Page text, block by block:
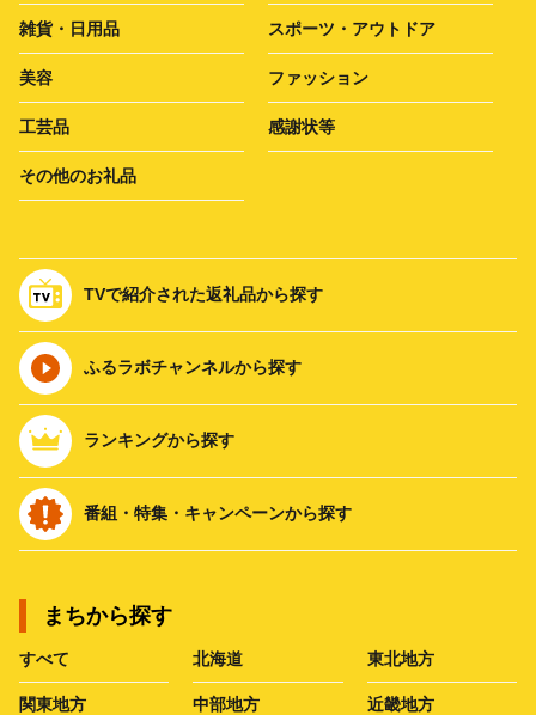
雑貨・日用品 スポーツ・アウトドア
美容 ファッション
工芸品 感謝状等
その他のお礼品
TVで紹介された返礼品から探す
ふるラボチャンネルから探す
ランキングから探す
番組・特集・キャンペーンから探す
まちから探す
すべて 北海道 東北地方
関東地方 中部地方 近畿地方